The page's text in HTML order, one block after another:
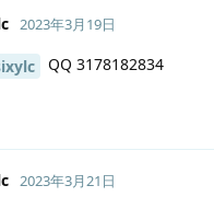
2023年3月19日
QQ 3178182834
2023年3月21日